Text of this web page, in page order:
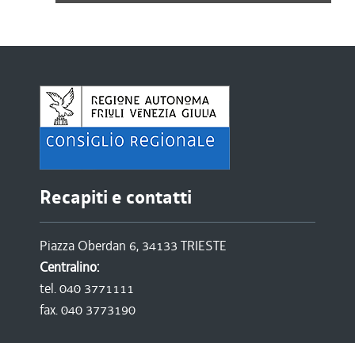
Recapiti e contatti
Piazza Oberdan 6, 34133 TRIESTE
Centralino:
tel. 040 3771111
fax. 040 3773190